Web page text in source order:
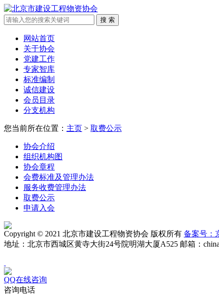
网站首页
关于协会
党建工作
专家智库
标准编制
诚信建设
会员目录
分支机构
您当前所在位置： 主页 > 取费公示
协会介绍
组织机构图
协会章程
会费标准及管理办法
服务收费管理办法
取费公示
申请入会
Copyright © 2021 北京市建设工程物资协会 版权所有 备案号：
地址：北京市西城区黄寺大街24号院明湖大厦A525 邮箱：
QQ在线咨询
咨询电话